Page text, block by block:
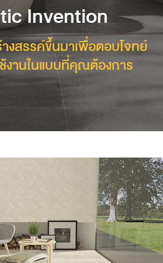
Invention
งสรรค์ขึ้นมาเพื่อตอบโจทย์
งานในแบบที่คุณต้องการ